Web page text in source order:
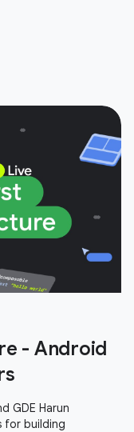
- Android
GDE Harun
for building